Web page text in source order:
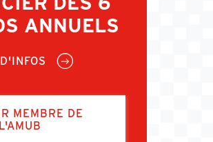
ANNUELS
MEMBRE DE
L'AMUB